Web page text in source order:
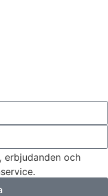
erbjudanden och